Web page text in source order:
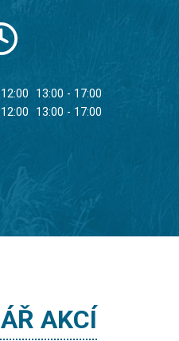
13:00 - 17:00
13:00 - 17:00
AKCÍ